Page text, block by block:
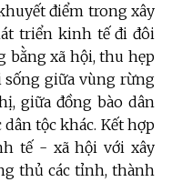
điểm trong xây
triển kinh tế đi đôi
bằng xã hội, thu hẹp
sống giữa vùng rừng
giữa đồng bào dân
tộc khác. Kết hợp
tế - xã hội với xây
thủ các tỉnh, thành